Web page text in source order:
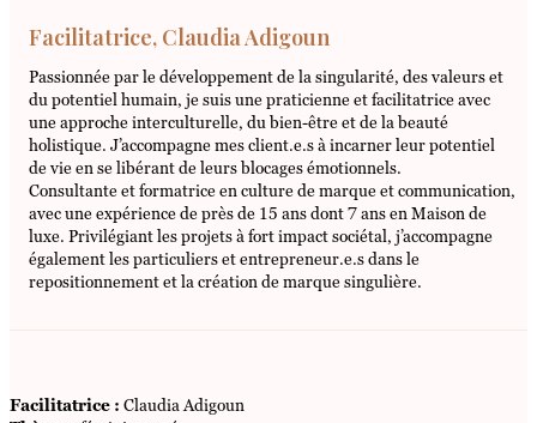
Facilitatrice, Claudia Adigoun
Passionnée par le développement de la singularité, des valeurs et
du potentiel humain, je suis une praticienne et facilitatrice avec
une approche interculturelle, du bien-être et de la beauté
holistique. J’accompagne mes client.e.s à incarner leur potentiel
de vie en se libérant de leurs blocages émotionnels.
Consultante et formatrice en culture de marque et communication,
avec une expérience de près de 15 ans dont 7 ans en Maison de
luxe. Privilégiant les projets à fort impact sociétal, j’accompagne
également les particuliers et entrepreneur.e.s dans le
repositionnement et la création de marque singulière.
Facilitatrice : Claudia Adigoun